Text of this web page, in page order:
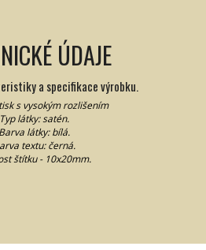
ÚDAJE
a specifikace výrobku.
s vysokým rozlišením
Typ látky: satén.
Barva látky: bílá.
textu: černá.
štítku - 10x20mm.